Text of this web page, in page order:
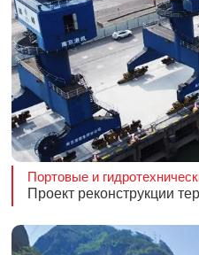
Портовые и
Проект реконструкции